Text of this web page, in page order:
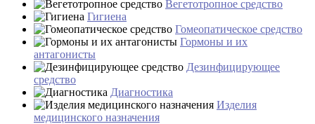
Вегетотропное средство
Гигиена
Гомеопатическое средство
Гормоны и их
антагонисты
Дезинфицирующее
средство
Диагностика
Изделия
медицинского назначения